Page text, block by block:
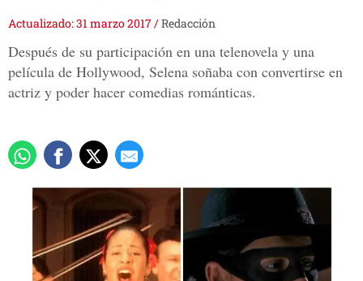
Actualizado: 31 marzo 2017/Redacción
Después de su participación en una telenovela y una
película de Hollywood, Selena soñaba con convertirse en
actriz y poder hacer comedias románticas.